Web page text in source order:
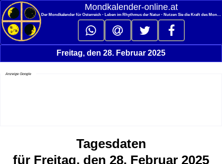
< Mondkalender‑online.at
Der Mondkalender für Österreich - Leben im Rhythmus der Natur - Nutzen Sie die Kraft des Mondes
Freitag, den 28. Februar 2025
Anzeige Google
Tagesdaten
für Freitag, den 28. Februar 2025